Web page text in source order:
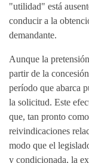
"utilidad" está
conducir a la
demandante.
Aunque la
partir de la
período que abarca
la solicitud. Este
que, tan pronto
reivindicaciones
modo que el
y condicionada, la